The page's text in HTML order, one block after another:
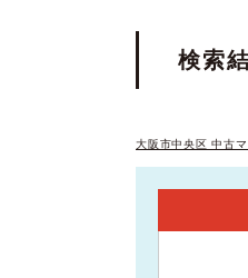
検索
大阪市中央区 中古